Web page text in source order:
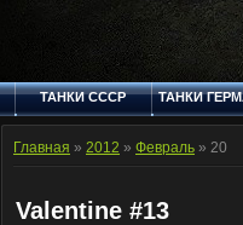
ТАНКИ СССР ТАНКИ
FAQ
Главная » 2012 » Февраль » 20
Valentine #13